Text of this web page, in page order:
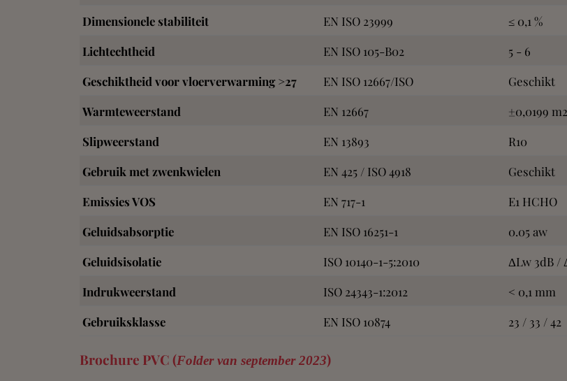
Dimensionele stabiliteit
EN ISO 23999 ≤ 0,1 %
Lichtechtheid
EN ISO 105-B02 5 - 6
Geschiktheid voor vloerverwarming >27
EN ISO 12667/ISO Geschikt
Warmteweerstand
EN 12667 ±0,0199
Slipweerstand
EN 13893 R10
Gebruik met zwenkwielen
EN 425 / ISO 4918 Geschikt
Emissies VOS
EN 717-1 E1 HCHO
Geluidsabsorptie
EN ISO 16251-1 0.05 aw
Geluidsisolatie
ISO 10140-1-5:2010 ΔLw 3dB /
Indrukweerstand
ISO 24343-1:2012 < 0,1 mm
Gebruiksklasse
EN ISO 10874 23 / 33 / 42
Brochure PVC (Folder van september 2023)